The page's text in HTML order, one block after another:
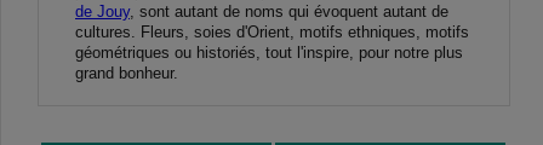
de Jouy, sont autant de noms qui évoquent autant de
cultures. Fleurs, soies d'Orient, motifs ethniques, motifs
géométriques ou historiés, tout l'inspire, pour notre plus
grand bonheur.